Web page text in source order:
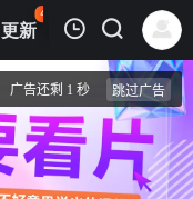
更新
42
热榜 APP
第1集